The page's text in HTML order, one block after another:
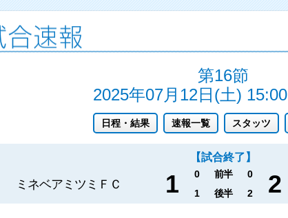
第16節
2025年07月12日(土) 15:00
日程・結果 速報一覧 スタッツ
【試合終了】
ミネベアミツミＦＣ 1 0 前半 0 2
1 後半 2